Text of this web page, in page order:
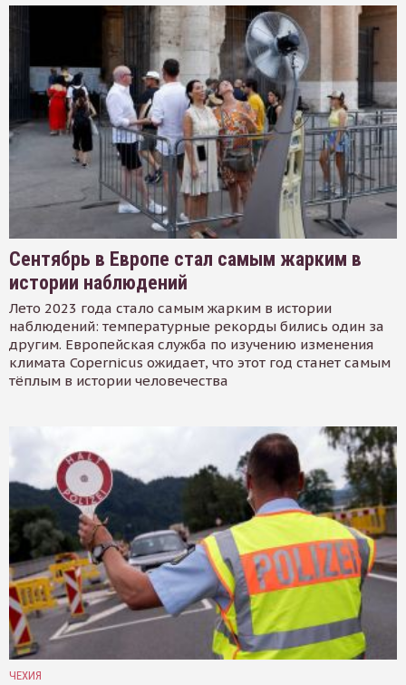
Сентябрь в Европе стал самым жарким в
истории наблюдений
Лето 2023 года стало самым жарким в истории
наблюдений: температурные рекорды бились один за
другим. Европейская служба по изучению изменения
климата Copernicus ожидает, что этот год станет самым
тёплым в истории человечества
ЧЕХИЯ